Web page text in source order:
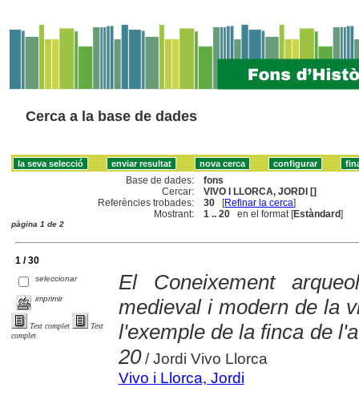
Cerca a la base de dades
Base de dades:
fons
Cercar:
VIVO I LLORCA, JORDI []
Referències trobades:
30 [Refinar la cerca]
Mostrant:
1 .. 20 en el format [Estàndard]
pàgina 1 de 2
1 / 30
seleccionar
imprimir
Text complet
Text
complet
El Coneixement
medieval i modern de la
l'exemple de la finca de
20/ Jordi Vivo Llorca
Vivo i Llorca, Jordi